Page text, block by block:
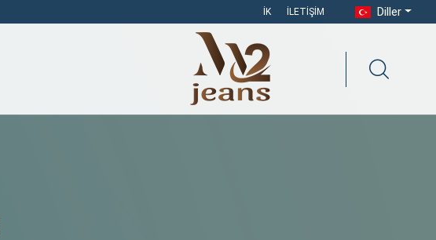
İK İLETIŞIM Diller